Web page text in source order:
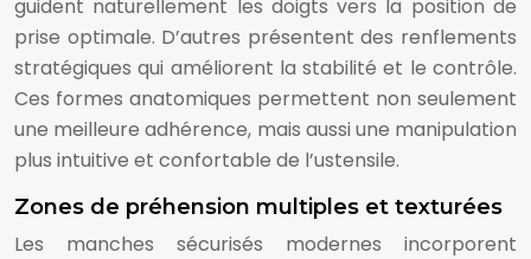
guident naturellement les doigts vers la position de
prise optimale. D’autres présentent des renflements
stratégiques qui améliorent la stabilité et le contrôle.
Ces formes anatomiques permettent non seulement
une meilleure adhérence, mais aussi une manipulation
plus intuitive et confortable de l’ustensile.
Zones de préhension multiples et texturées
Les manches sécurisés modernes incorporent